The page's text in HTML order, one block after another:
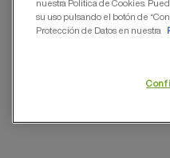
nuestra Política de Cookies.
su uso pulsando el botón de
Protección de Datos en nuestra